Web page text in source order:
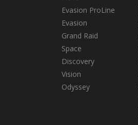
Evasion ProLine
Evasion
Grand Raid
Space
Discovery
Vision
Odyssey